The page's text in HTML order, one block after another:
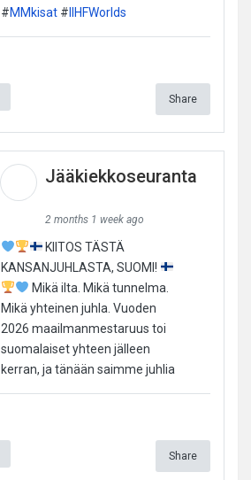
#MMkisat#IIHFWorlds
Share
Jääkiekkoseuranta
2 months 1 week ago
KIITOS TÄSTÄ
KANSANJUHLASTA, SUOMI!
Mikä ilta. Mikä tunnelma.
Mikä yhteinen juhla. Vuoden
2026 maailmanmestaruus toi
suomalaiset yhteen jälleen
kerran, ja tänään saimme juhlia
Share